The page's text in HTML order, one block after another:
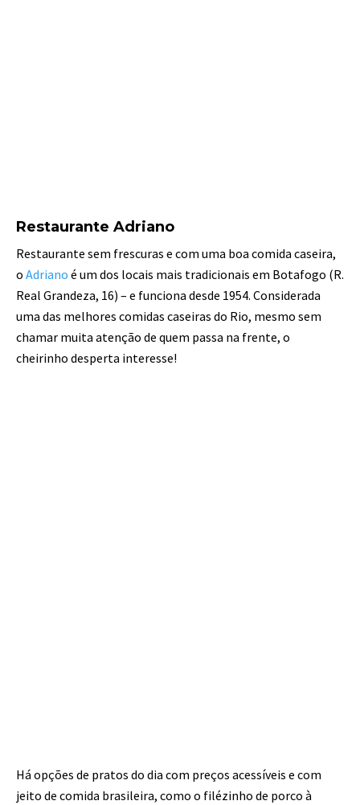
Restaurante Adriano
Restaurante sem frescuras e com uma boa comida caseira,
o Adriano é um dos locais mais tradicionais em Botafogo (R.
Real Grandeza, 16) – e funciona desde 1954. Considerada
uma das melhores comidas caseiras do Rio, mesmo sem
chamar muita atenção de quem passa na frente, o
cheirinho desperta interesse!
Há opções de pratos do dia com preços acessíveis e com
jeito de comida brasileira, como o filézinho de porco à